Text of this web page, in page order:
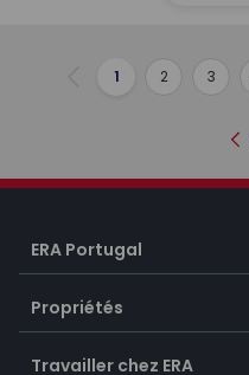
Précédent
1 2 3
ERA Portugal
Propriétés
Travailler chez ERA